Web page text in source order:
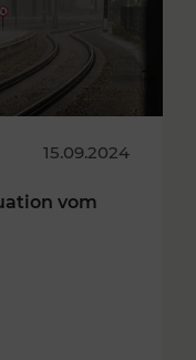
15.09.2024
vom